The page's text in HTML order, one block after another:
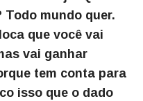
mundo quer.
que você vai
vai ganhar
tem conta para
isso que o dado